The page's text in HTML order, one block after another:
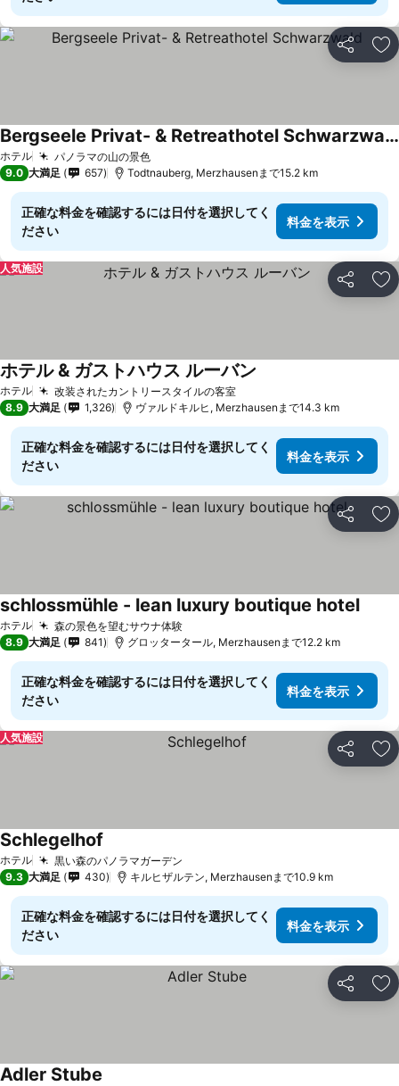
シェア お
ホテル パノラマの山の景色
Bergseele Privat- & Retreathotel Schwarzwald
9.0 大満足 657 Todtnauberg, Merzhausenまで15.2 km
正確な料金を確認するには日付を選択してく
ださい
料金を表示
シェア お
人気施設
ホテル 改装されたカントリースタイルの客室
ホテル & ガストハウス ルーバン
8.9 大満足 1,326 ヴァルドキルヒ, Merzhausenまで14.3 km
正確な料金を確認するには日付を選択してく
ださい
料金を表示
シェア お
ホテル 森の景色を望むサウナ体験
schlossmühle - lean luxury boutique hotel
8.9 大満足 841 グロッタータール, Merzhausenまで12.2 km
正確な料金を確認するには日付を選択してく
ださい
料金を表示
シェア お
人気施設
ホテル 黒い森のパノラマガーデン
Schlegelhof
9.3 大満足 430 キルヒザルテン, Merzhausenまで10.9 km
正確な料金を確認するには日付を選択してく
ださい
料金を表示
シェア お
Adler Stube